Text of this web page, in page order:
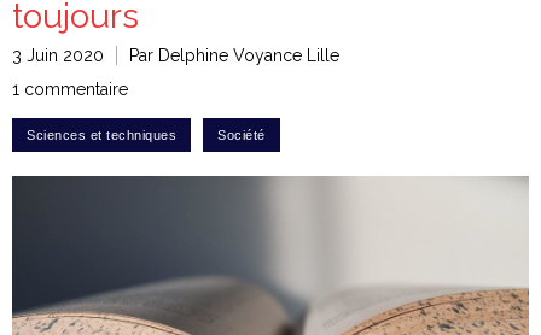
toujours
3 Juin 2020
Par Delphine Voyance Lille
1 commentaire